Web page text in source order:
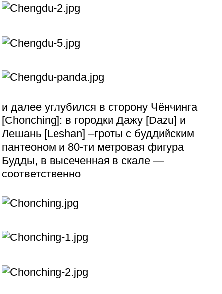
и далее углубился в сторону Чёнчинга
[Chonching]: в городки Дажу [Dazu] и
Лешань [Leshan] –гроты с буддийским
пантеоном и 80-ти метровая фигура
Будды, в высеченная в скале —
соответственно